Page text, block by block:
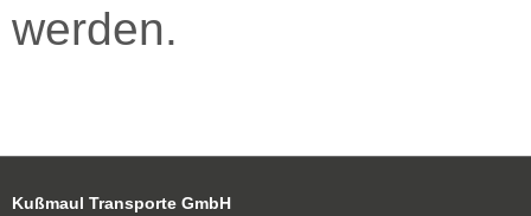
werden.
Kußmaul Transporte GmbH